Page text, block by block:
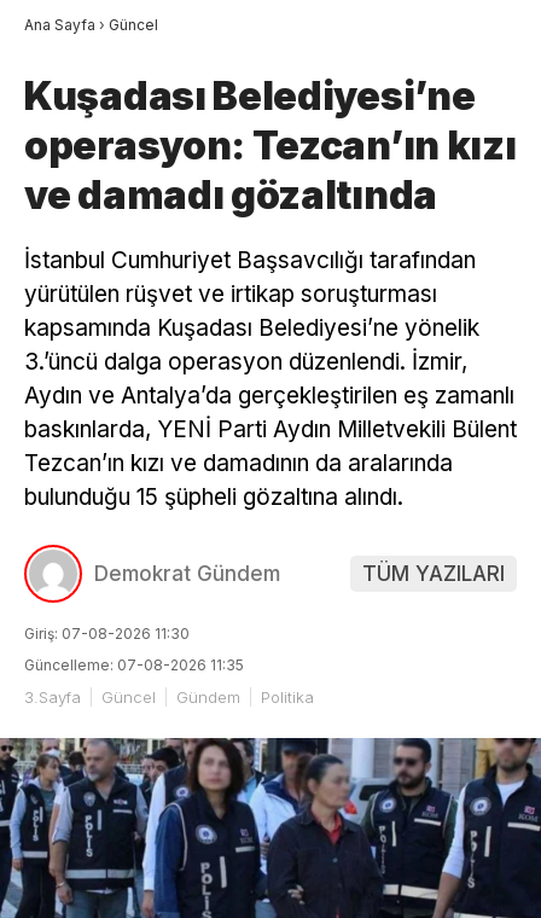
Ana Sayfa › Güncel
Kuşadası Belediyesi’ne
operasyon: Tezcan’ın kızı
ve damadı gözaltında
İstanbul Cumhuriyet Başsavcılığı tarafından
yürütülen rüşvet ve irtikap soruşturması
kapsamında Kuşadası Belediyesi’ne yönelik
3.’üncü dalga operasyon düzenlendi. İzmir,
Aydın ve Antalya’da gerçekleştirilen eş zamanlı
baskınlarda, YENİ Parti Aydın Milletvekili Bülent
Tezcan’ın kızı ve damadının da aralarında
bulunduğu 15 şüpheli gözaltına alındı.
Demokrat Gündem TÜM YAZILARI
Giriş: 07-08-2026 11:30
Güncelleme: 07-08-2026 11:35
3.Sayfa Güncel Gündem Politika